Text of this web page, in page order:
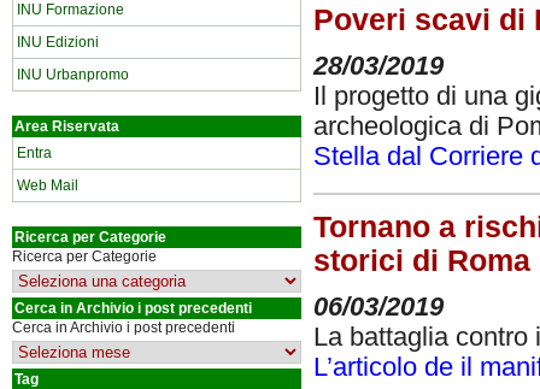
INU Formazione
INU Edizioni
INU Urbanpromo
Area Riservata
Entra
Web Mail
Ricerca per Categorie
Ricerca per Categorie
Cerca in Archivio i post precedenti
Cerca in Archivio i post precedenti
Tag
Poveri scavi di
28/03/2019
Il progetto di una
archeologica di
Stella dal Corriere
Tornano a
storici di Roma
06/03/2019
La battaglia contro
L’articolo de il